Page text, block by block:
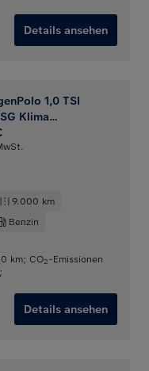
Details ansehen
1,0 TSI
Klima
9.000 km
Benzin
km; CO2-Emissionen
;
Details ansehen